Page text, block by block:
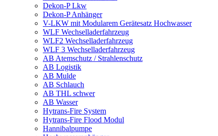
Dekon-P Lkw
Dekon-P Anhänger
V-LKW mit Modularem Gerätesatz Hochwasser
WLF Wechselladerfahrzeug
WLF2 Wechselladerfahrzeug
WLF 3 Wechselladerfahrzeug
AB Atemschutz / Strahlenschutz
AB Logistik
AB Mulde
AB Schlauch
AB THL schwer
AB Wasser
Hytrans-Fire System
Hytrans-Fire Flood Modul
Hannibalpumpe